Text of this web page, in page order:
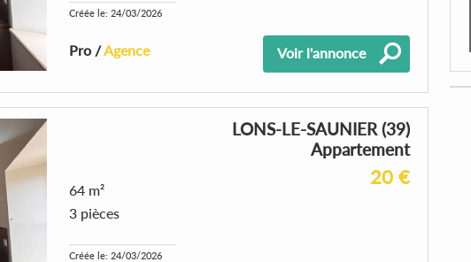
Créée le: 24/03/2026
Pro /Agence Voir l'annonce
LONS-LE-SAUNIER (39)
Appartement
20 €
64 m²
3 pièces
Créée le: 24/03/2026